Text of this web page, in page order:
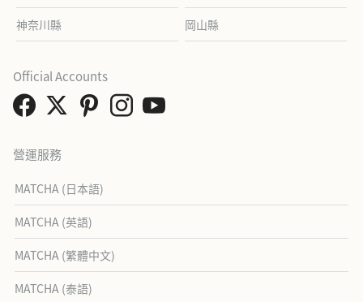
神奈川縣 岡山縣
營運服務
MATCHA (日本語)
MATCHA (英語)
MATCHA (繁體中文)
MATCHA (泰語)
Official Accounts